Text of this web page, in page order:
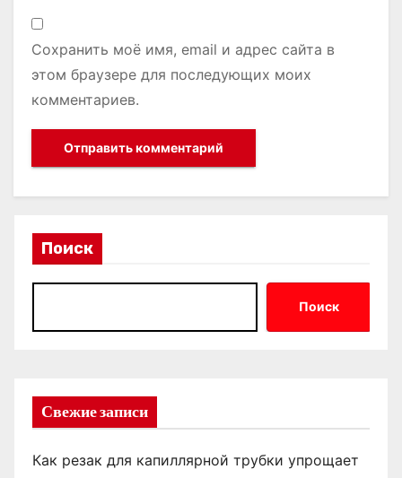
Сохранить моё имя, email и адрес сайта в
этом браузере для последующих моих
комментариев.
Поиск
Поиск
Свежие записи
Как резак для капиллярной трубки упрощает